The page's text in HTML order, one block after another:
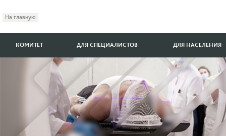
На главную
КОМИТЕТ ДЛЯ СПЕЦИАЛИСТОВ ДЛЯ НАСЕЛЕНИЯ